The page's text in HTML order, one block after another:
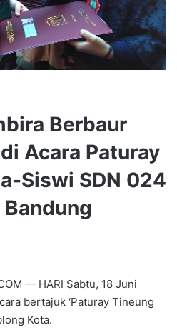
Berbaur
Acara Paturay
Siswi SDN 024
— HARI Sabtu, 18 Juni
bertajuk ‘Paturay Tineung
Kota.